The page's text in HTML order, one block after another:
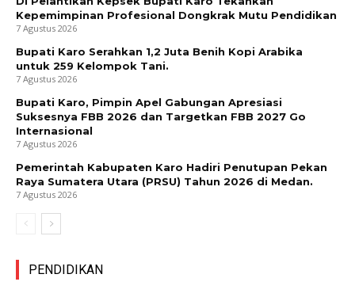
Kepemimpinan Profesional Dongkrak Mutu Pendidikan
7 Agustus 2026
Bupati Karo Serahkan 1,2 Juta Benih Kopi Arabika
untuk 259 Kelompok Tani.
7 Agustus 2026
Bupati Karo, Pimpin Apel Gabungan Apresiasi
Suksesnya FBB 2026 dan Targetkan FBB 2027 Go
Internasional
7 Agustus 2026
Pemerintah Kabupaten Karo Hadiri Penutupan Pekan
Raya Sumatera Utara (PRSU) Tahun 2026 di Medan.
7 Agustus 2026
PENDIDIKAN